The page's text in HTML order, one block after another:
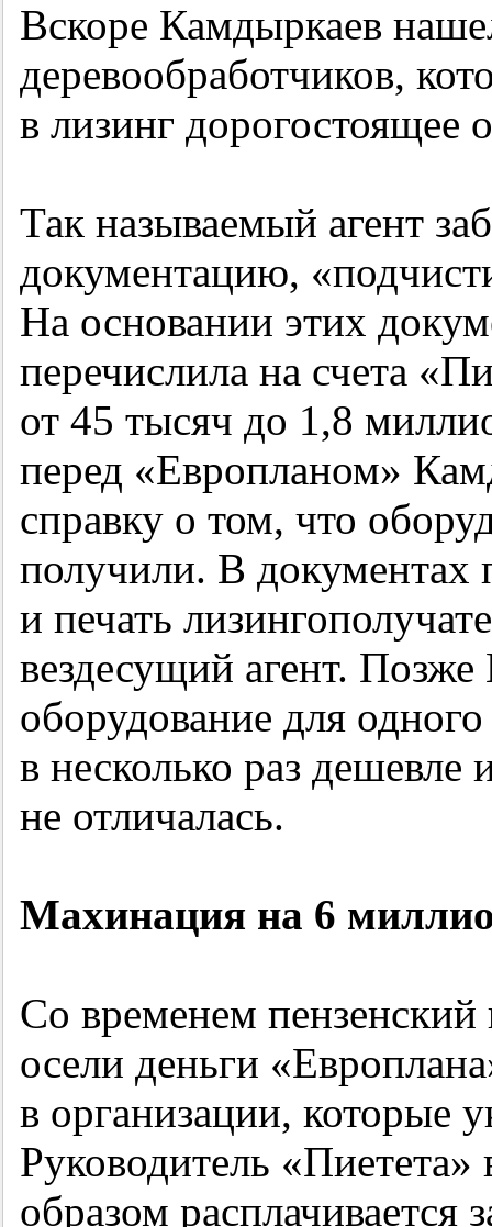
Вскоре Камдыркаев
деревообработчиков,
в лизинг дорогостоящее
Так называемый агент
документацию,
На основании этих
перечислила на счета
от 45 тысяч до 1,8
перед «Европланом»
справку о том, что
получили. В документах
и печать
вездесущий агент.
оборудование для
в несколько раз дешевле
не отличалась.
Махинация на 6
Со временем пензенский
осели деньги
в организации, которые
Руководитель «Пиетета»
образом расплачивается